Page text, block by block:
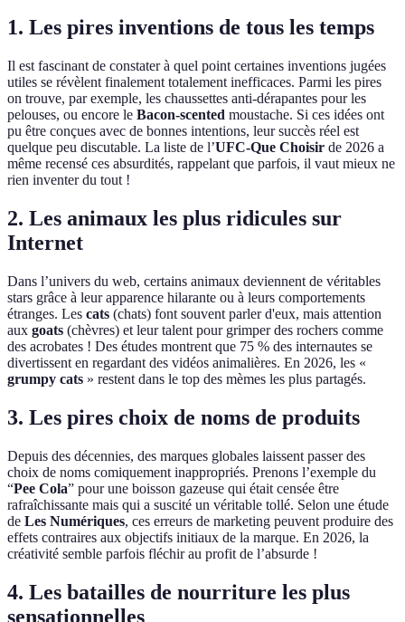
1. Les pires inventions de tous les temps
Il est fascinant de constater à quel point certaines inventions jugées
utiles se révèlent finalement totalement inefficaces. Parmi les pires
on trouve, par exemple, les chaussettes anti-dérapantes pour les
pelouses, ou encore le Bacon-scented moustache. Si ces idées ont
pu être conçues avec de bonnes intentions, leur succès réel est
quelque peu discutable. La liste de l’UFC-Que Choisir de 2026 a
même recensé ces absurdités, rappelant que parfois, il vaut mieux ne
rien inventer du tout !
2. Les animaux les plus ridicules sur
Internet
Dans l’univers du web, certains animaux deviennent de véritables
stars grâce à leur apparence hilarante ou à leurs comportements
étranges. Les cats (chats) font souvent parler d'eux, mais attention
aux goats (chèvres) et leur talent pour grimper des rochers comme
des acrobates ! Des études montrent que 75 % des internautes se
divertissent en regardant des vidéos animalières. En 2026, les «
grumpy cats » restent dans le top des mèmes les plus partagés.
3. Les pires choix de noms de produits
Depuis des décennies, des marques globales laissent passer des
choix de noms comiquement inappropriés. Prenons l’exemple du
“Pee Cola” pour une boisson gazeuse qui était censée être
rafraîchissante mais qui a suscité un véritable tollé. Selon une étude
de Les Numériques, ces erreurs de marketing peuvent produire des
effets contraires aux objectifs initiaux de la marque. En 2026, la
créativité semble parfois fléchir au profit de l’absurde !
4. Les batailles de nourriture les plus
sensationnelles